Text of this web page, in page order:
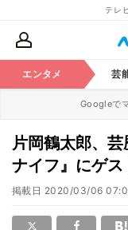
テレ
エンタメ 芸
Googleで
片岡鶴太郎、
ナイフ』にゲス
掲載日 2020/03/06